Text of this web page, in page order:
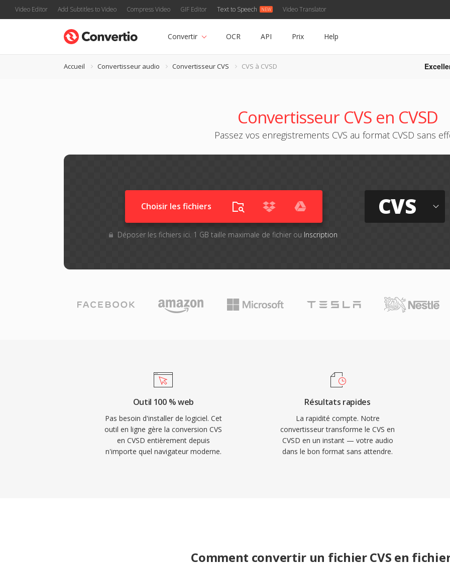
Video Editor Add Subtitles to Video Compress Video GIF Editor Text to Speech Video Translator
Convertir OCR API Prix Help
Accueil Convertisseur audio Convertisseur CVS CVS à CVSD
Convertisseur CVS en CVSD
Passez vos enregistrements CVS au format CVSD sans
Choisir les fichiers
Déposer les fichiers ici. 1 GB taille maximale de fichier ou Inscription
CVS
Outil 100 % web
Pas besoin d'installer de logiciel. Cet
outil en ligne gère la conversion CVS
en CVSD entièrement depuis
n'importe quel navigateur moderne.
Résultats rapides
La rapidité compte. Notre
convertisseur transforme le CVS en
CVSD en un instant — votre audio
dans le bon format sans attendre.
Comment convertir un fichier CVS en fichier